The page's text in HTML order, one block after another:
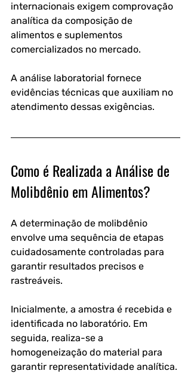
internacionais exigem comprovação
analítica da composição de
alimentos e suplementos
comercializados no mercado.
A análise laboratorial fornece
evidências técnicas que auxiliam no
atendimento dessas exigências.
Como é Realizada a Análise de
Molibdênio em Alimentos?
A determinação de molibdênio
envolve uma sequência de etapas
cuidadosamente controladas para
garantir resultados precisos e
rastreáveis.
Inicialmente, a amostra é recebida e
identificada no laboratório. Em
seguida, realiza-se a
homogeneização do material para
garantir representatividade analítica.